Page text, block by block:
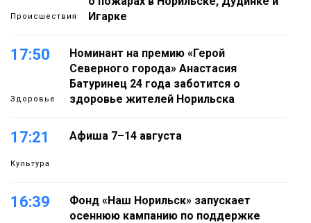
Происшествия
Игарке
17:50
Здоровье
Номинант на премию «Герой
Северного города» Анастасия
Батуринец 24 года заботится о
здоровье жителей Норильска
17:21
Культура
Афиша 7–14 августа
16:39
Фонд «Наш Норильск» запускает
осеннюю кампанию по поддержке